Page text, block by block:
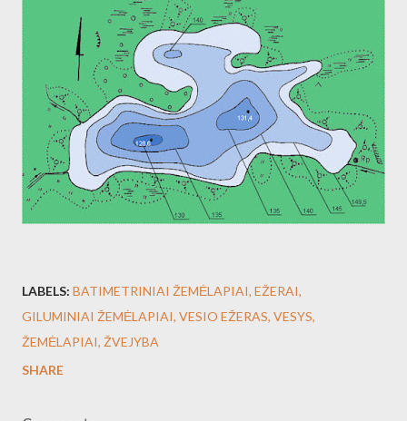
LABELS: BATIMETRINIAI ŽEMĖLAPIAI EŽERAI
GILUMINIAI ŽEMĖLAPIAI VESIO EŽERAS VESYS
ŽEMĖLAPIAI ŽVEJYBA
SHARE